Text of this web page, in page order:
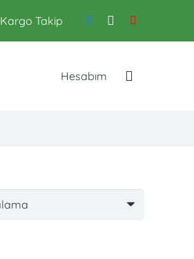
Kargo Takip
Hesabım